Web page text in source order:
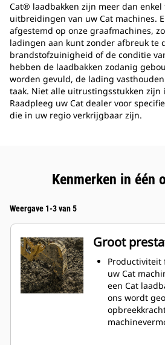
Cat® laadbakken zijn meer dan
uitbreidingen van uw Cat machines.
afgestemd op onze graafmachines,
ladingen aan kunt zonder afbreuk te
brandstofzuinigheid of de conditie
hebben de laadbakken zodanig
worden gevuld, de lading
taak. Niet alle uitrustingsstukken zijn
Raadpleeg uw Cat dealer voor
die in uw regio verkrijgbaar zijn.
Kenmerken in één
Weergave 1-3 van 5
Groot
Productiviteit
uw Cat
een Cat
ons wordt